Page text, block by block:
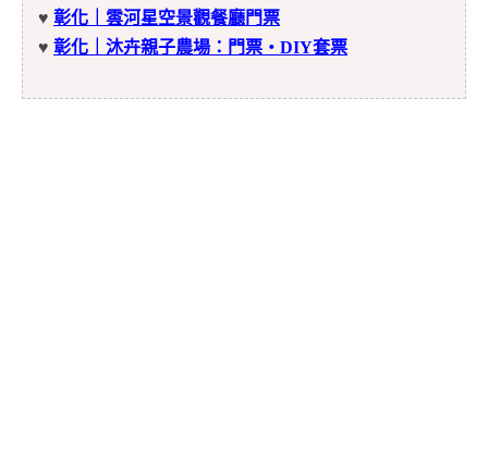
♥ 彰化｜雲河星空景觀餐廳門票
♥ 彰化｜沐卉親子農場：門票・DIY套票